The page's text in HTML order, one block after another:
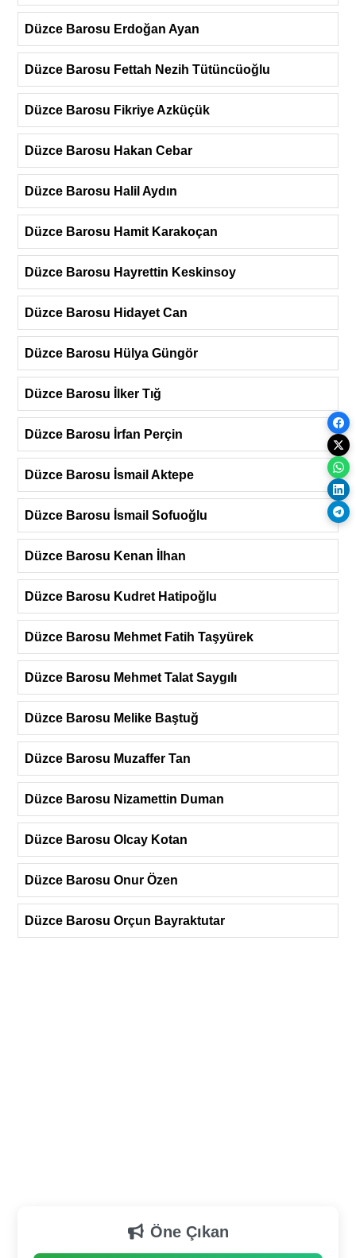
Düzce Barosu Erdoğan Ayan
Düzce Barosu Fettah Nezih Tütüncüoğlu
Düzce Barosu Fikriye Azküçük
Düzce Barosu Hakan Cebar
Düzce Barosu Halil Aydın
Düzce Barosu Hamit Karakoçan
Düzce Barosu Hayrettin Keskinsoy
Düzce Barosu Hidayet Can
Düzce Barosu Hülya Güngör
Düzce Barosu İlker Tığ
Düzce Barosu İrfan Perçin
Düzce Barosu İsmail Aktepe
Düzce Barosu İsmail Sofuoğlu
Düzce Barosu Kenan İlhan
Düzce Barosu Kudret Hatipoğlu
Düzce Barosu Mehmet Fatih Taşyürek
Düzce Barosu Mehmet Talat Saygılı
Düzce Barosu Melike Baştuğ
Düzce Barosu Muzaffer Tan
Düzce Barosu Nizamettin Duman
Düzce Barosu Olcay Kotan
Düzce Barosu Onur Özen
Düzce Barosu Orçun Bayraktutar
Öne Çıkan